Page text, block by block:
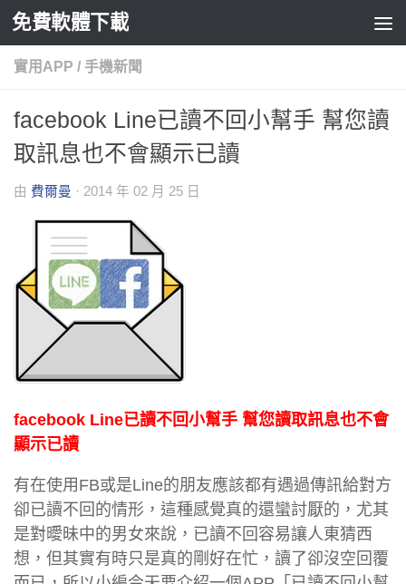
Skip to content
免費軟體下載
實用APP / 手機新聞
facebook Line已讀不回小幫手 幫您讀
取訊息也不會顯示已讀
由 費爾曼 · 2014 年 02 月 25 日
facebook Line已讀不回小幫手 幫您讀取訊息也不會
顯示已讀
有在使用FB或是Line的朋友應該都有遇過傳訊給對方
卻已讀不回的情形，這種感覺真的還蠻討厭的，尤其
是對曖昧中的男女來說，已讀不回容易讓人東猜西
想，但其實有時只是真的剛好在忙，讀了卻沒空回覆